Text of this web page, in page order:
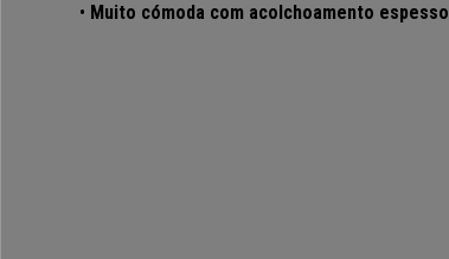
• Muito cómoda com acolchoamento espesso